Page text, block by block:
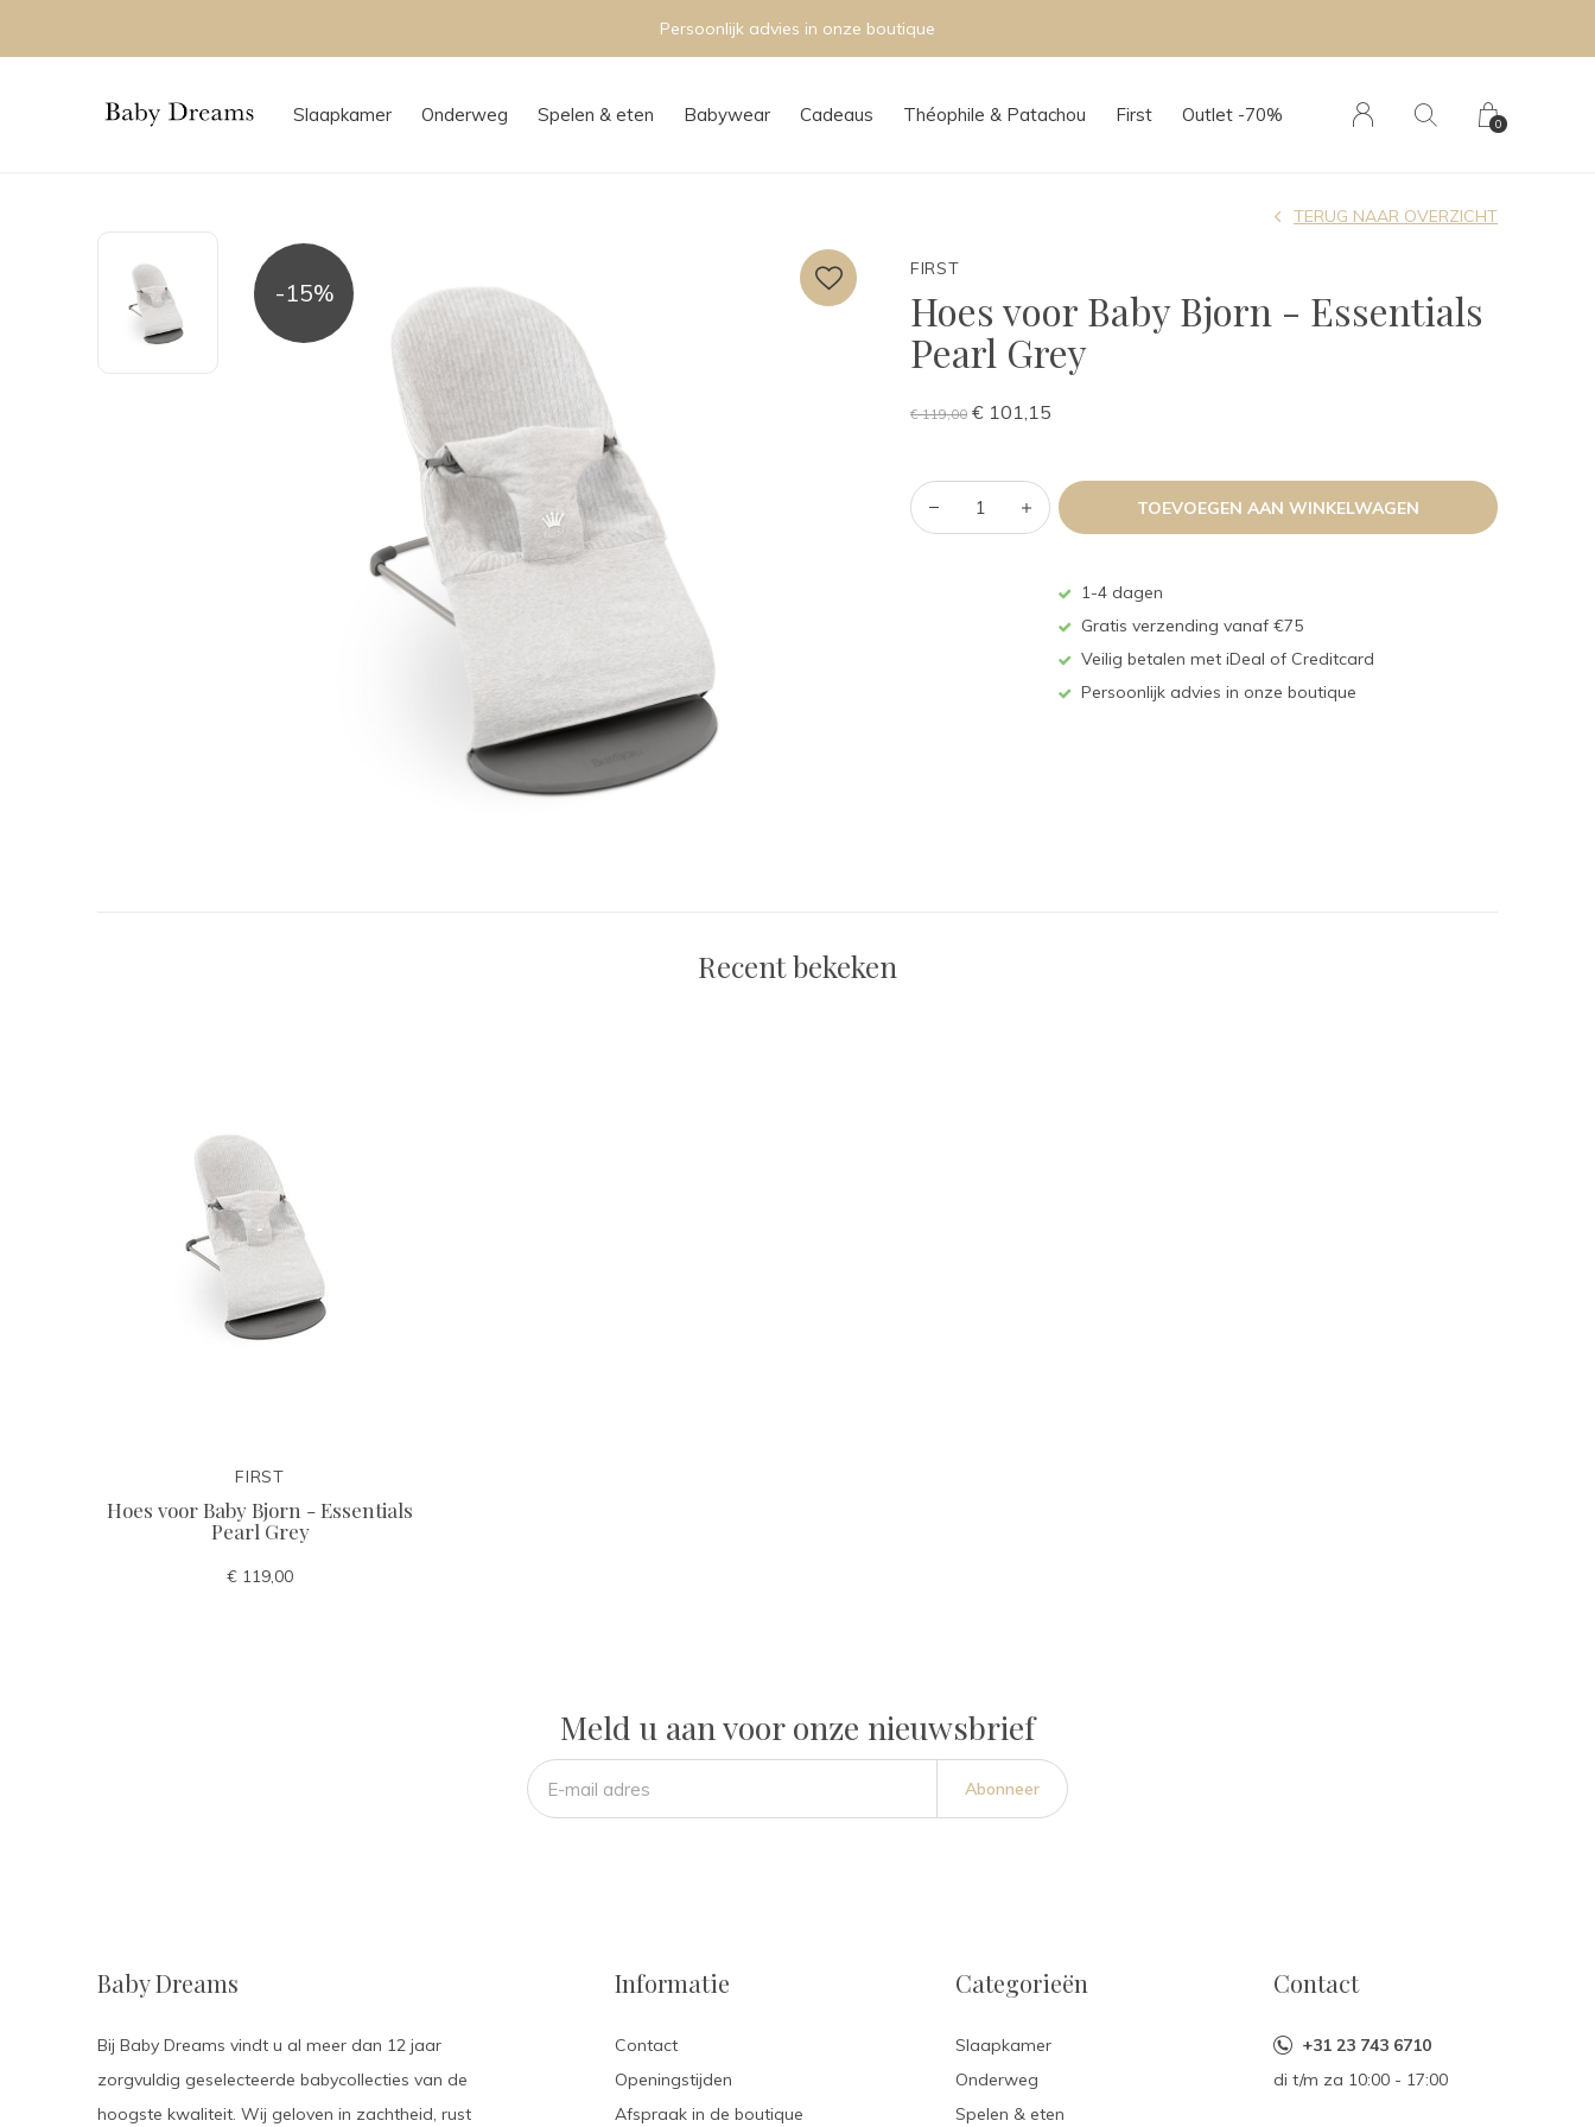
Slaapkamer Onderweg Spelen & eten Babywear Cadeaus Théophile & Patachou First Outlet -70% 0
Persoonlijk advies in onze boutique
-15%
FIRST
Hoes voor Baby Bjorn - Essentials
Pearl Grey
TERUG NAAR OVERZICHT
€ 119,00 € 101,15
TOEVOEGEN AAN WINKELWAGEN
1-4 dagen
Gratis verzending vanaf €75
Veilig betalen met iDeal of Creditcard
Persoonlijk advies in onze boutique
Recent bekeken
FIRST
Hoes voor Baby Bjorn - Essentials
Pearl Grey
€ 119,00
Meld u aan voor onze nieuwsbrief
Abonneer
Baby Dreams
Bij Baby Dreams vindt u al meer dan 12 jaar
zorgvuldig geselecteerde babycollecties van de
hoogste kwaliteit. Wij geloven in zachtheid, rust
Informatie
Contact
Openingstijden
Afspraak in de boutique
Categorieën
Slaapkamer
Onderweg
Spelen & eten
Contact
+31 23 743 6710
di t/m za 10:00 - 17:00